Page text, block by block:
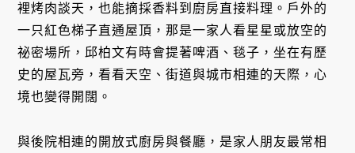
裡烤肉談天，也能摘採香料到廚房直接料理。戶外的
一只紅色梯子直通屋頂，那是一家人看星星或放空的
祕密場所，邱柏文有時會提著啤酒、毯子，坐在有歷
史的屋瓦旁，看看天空、街道與城市相連的天際，心
境也變得開闊。
與後院相連的開放式廚房與餐廳，是家人朋友最常相